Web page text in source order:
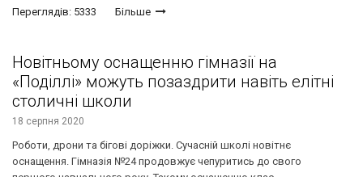
Переглядів: 5333 Більше
Новітньому оснащенню гімназії на
«Поділлі» можуть позаздрити навіть елітні
столичні школи
18 серпня 2020
Роботи, дрони та бігові доріжки. Сучасній школі новітнє
оснащення. Гімназія №24 продовжує чепуритись до свого